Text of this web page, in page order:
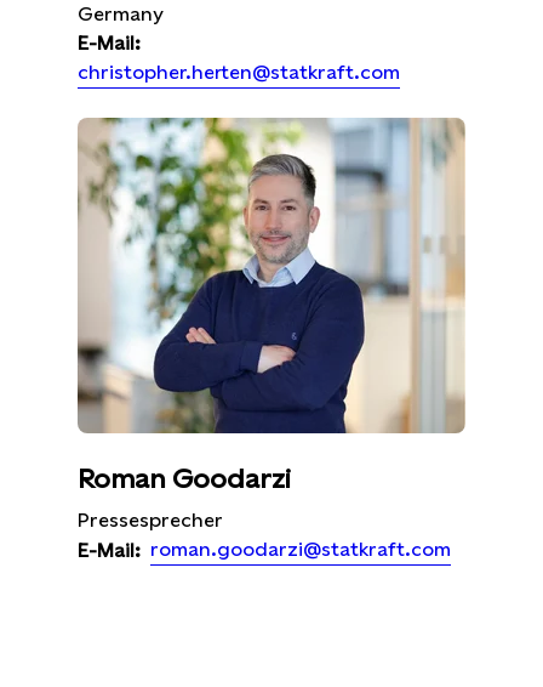
Germany
E-Mail:
christopher.herten@statkraft.com
Roman Goodarzi
Pressesprecher
E-Mail: roman.goodarzi@statkraft.com